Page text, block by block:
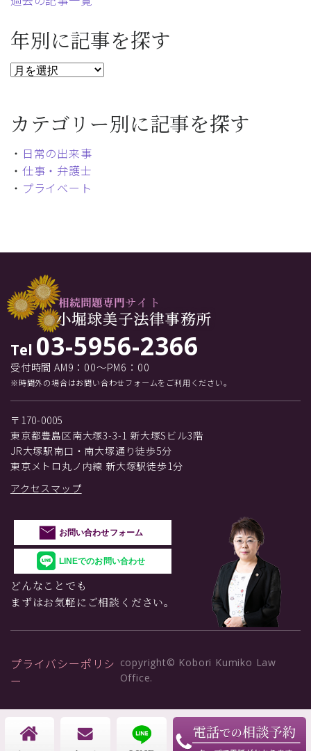
年別に記事を探す
カテゴリー別に記事を探す
・ 日常の出来事
・ 仕事・弁護士
・ プライベート
Tel 03-5956-2366
受付時間 AM9：00～PM6：00
※時間外の場合はお問い合わせフォームをご利用ください。
〒170-0005
東京都豊島区南大塚3-3-1 新大塚Sビル3階
JR大塚駅南口・南大塚通り徒歩5分
東京メトロ丸ノ内線 新大塚駅徒歩1分
アクセスマップ
お問い合わせフォーム
LINEでのお問い合わせ
どんなことでも
まずはお気軽にご相談ください。
プライバシーポリシ
ー
copyright© Kobori Kumiko Law
Office.